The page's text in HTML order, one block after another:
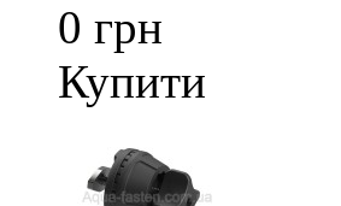
0 грн
Купити